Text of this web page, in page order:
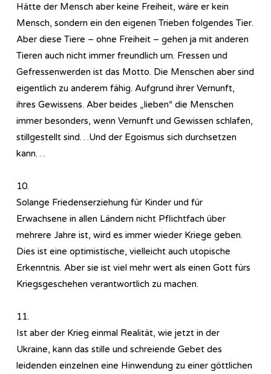
Hätte der Mensch aber keine Freiheit, wäre er kein
Mensch, sondern ein den eigenen Trieben folgendes Tier.
Aber diese Tiere – ohne Freiheit – gehen ja mit anderen
Tieren auch nicht immer freundlich um. Fressen und
Gefressenwerden ist das Motto. Die Menschen aber sind
eigentlich zu anderem fähig. Aufgrund ihrer Vernunft,
ihres Gewissens. Aber beides „lieben“ die Menschen
immer besonders, wenn Vernunft und Gewissen schlafen,
stillgestellt sind…Und der Egoismus sich durchsetzen
kann…
10.
Solange Friedenserziehung für Kinder und für
Erwachsene in allen Ländern nicht Pflichtfach über
mehrere Jahre ist, wird es immer wieder Kriege geben.
Dies ist eine optimistische, vielleicht auch utopische
Erkenntnis. Aber sie ist viel mehr wert als einen Gott fürs
Kriegsgeschehen verantwortlich zu machen.
11.
Ist aber der Krieg einmal Realität, wie jetzt in der
Ukraine, kann das stille und schreiende Gebet des
leidenden einzelnen eine Hinwendung zu einer göttlichen